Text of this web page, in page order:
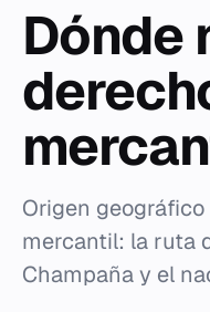
Dónde
Origen
mercantil: la ruta
Champaña y el